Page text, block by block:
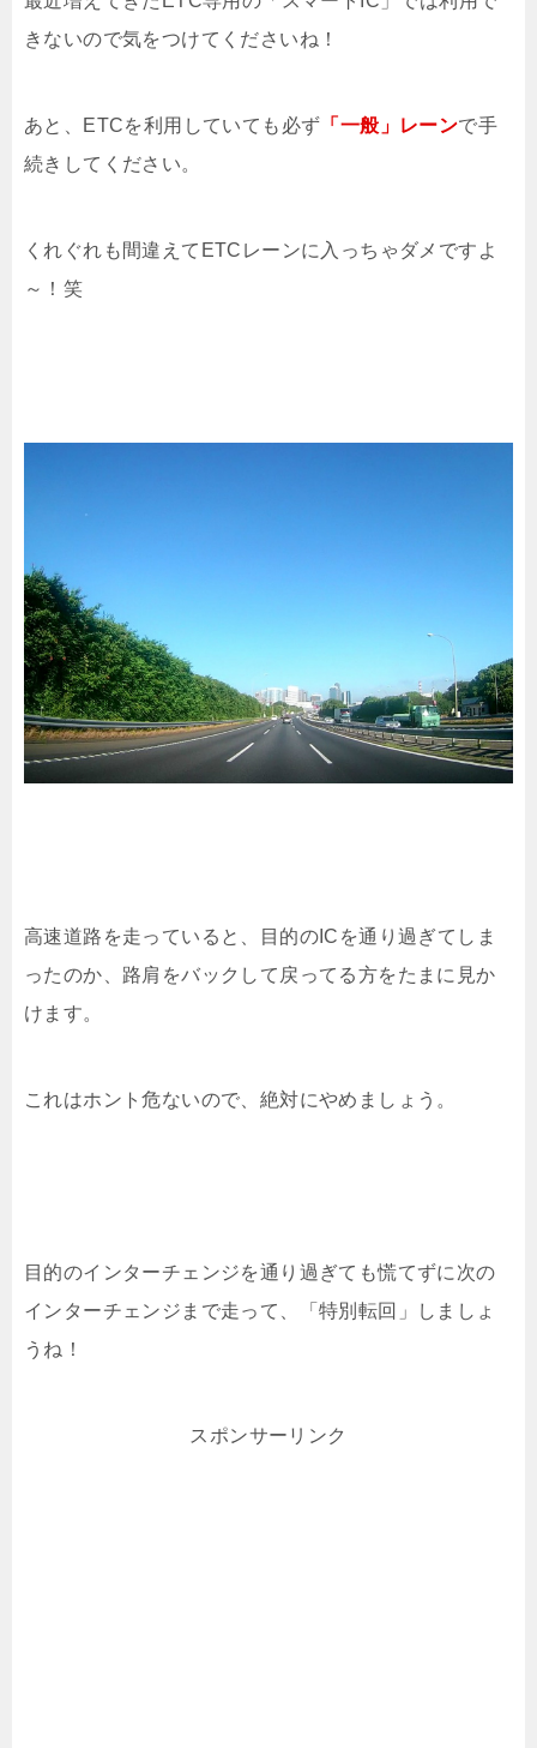
きないので気をつけてくださいね！
あと、ETCを利用していても必ず 「一般」レーンで手
続きしてください。
くれぐれも間違えてETCレーンに入っちゃダメですよ
～！笑
高速道路を走っていると、目的のICを通り過ぎてしま
ったのか、路肩をバックして戻ってる方をたまに見か
けます。
これはホント危ないので、絶対にやめましょう。
目的のインターチェンジを通り過ぎても慌てずに次の
インターチェンジまで走って、「特別転回」しましょ
うね！
スポンサーリンク